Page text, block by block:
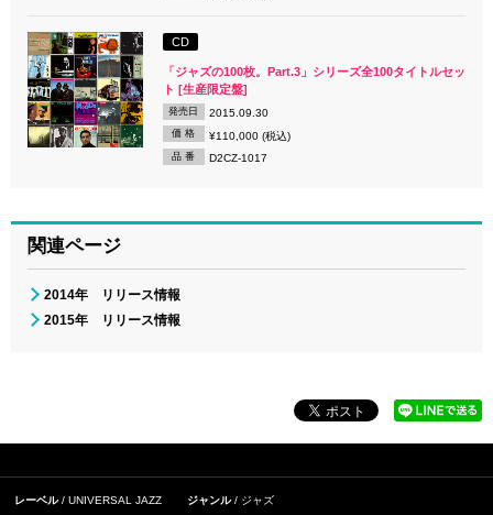
CD
「ジャズの100枚。Part.3」シリーズ全100タイトルセッ
ト [生産限定盤]
発売日 2015.09.30
価 格 ¥110,000 (税込)
品 番 D2CZ-1017
関連ページ
2014年 リリース情報
2015年 リリース情報
レーベル UNIVERSAL JAZZ ジャンル ジャズ